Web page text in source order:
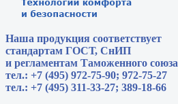
Наша продукция соответствует
стандартам ГОСТ, СнИП
и регламентам Таможенного союза
тел.: +7 (495) 972-75-90; 972-75-27
тел.: +7 (495) 311-33-27; 389-18-66